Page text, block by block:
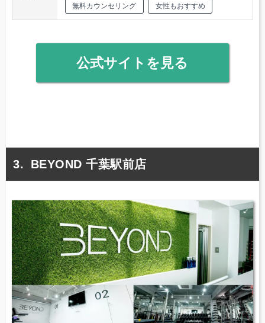
無料カウンセリング 女性もおすすめ
公式サイトを見る
BEYOND 千葉駅前店